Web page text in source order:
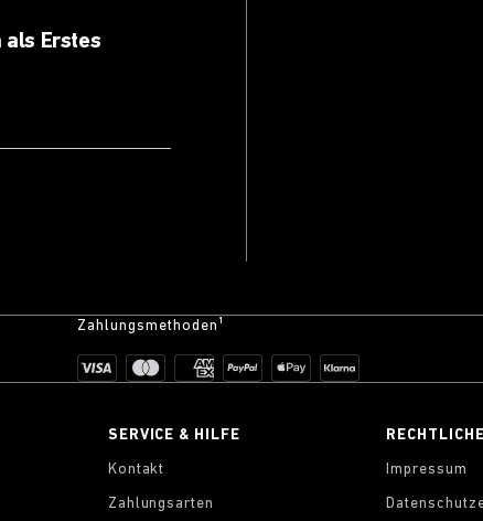
als Erstes
Zahlungsmethoden¹
SERVICE & HILFE
Kontakt
Zahlungsarten
Impressum